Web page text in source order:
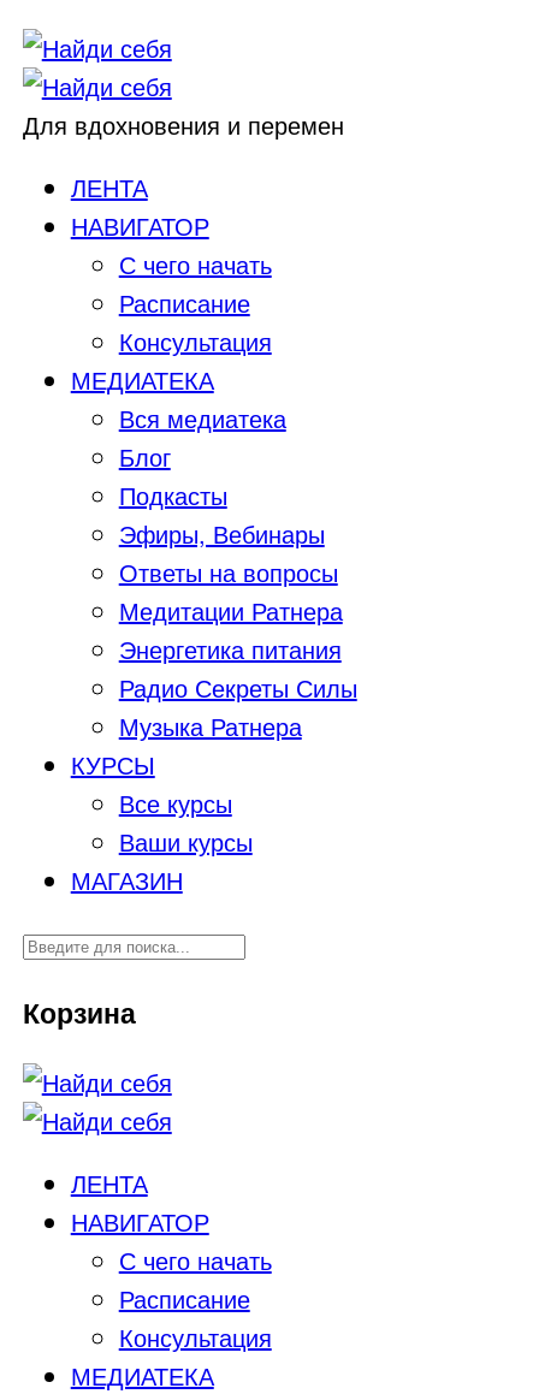
Для вдохновения и перемен
ЛЕНТА
НАВИГАТОР
С чего начать
Расписание
Консультация
МЕДИАТЕКА
Вся медиатека
Блог
Подкасты
Эфиры, Вебинары
Ответы на вопросы
Медитации Ратнера
Энергетика питания
Радио Секреты Силы
Музыка Ратнера
КУРСЫ
Все курсы
Ваши курсы
МАГАЗИН
Корзина
ЛЕНТА
НАВИГАТОР
С чего начать
Расписание
Консультация
МЕДИАТЕКА